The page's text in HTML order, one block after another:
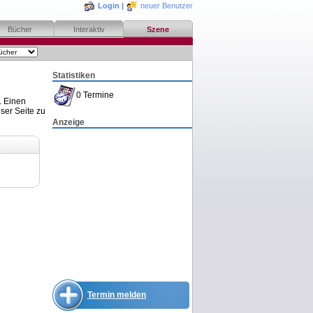
Login | neuer Benutzer
Bücher Interaktiv Szene
Statistiken
0 Termine
Anzeige
Termin melden
Einen
Seite zu